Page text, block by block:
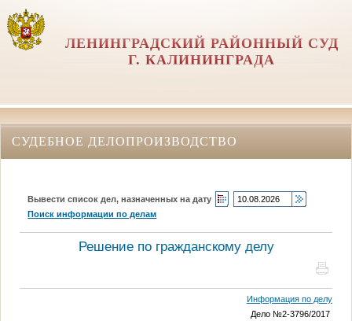
ЛЕНИНГРАДСКИЙ РАЙОННЫЙ СУД
Г. КАЛИНИНГРАДА
СУДЕБНОЕ ДЕЛОПРОИЗВОДСТВО
Вывести список дел, назначенных на дату
Поиск информации по делам
Решение по гражданскому делу
Информация по делу
Дело №2-3796/2017